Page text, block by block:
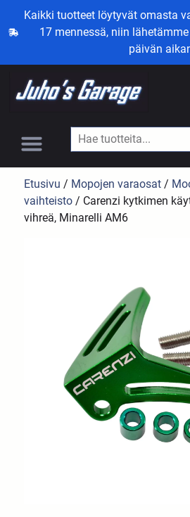
Kaikki tuotteet löytyvät omasta
17 mennessä, niin
päivän
Etusivu / Mopojen varaosat /
vaihteisto / Carenzi kytkimen
vihreä, Minarelli AM6